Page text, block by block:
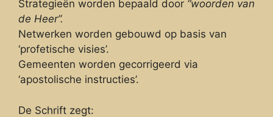
Strategieën worden bepaald door “woorden van
de Heer”.
Netwerken worden gebouwd op basis van
‘profetische visies’.
Gemeenten worden gecorrigeerd via
‘apostolische instructies’.
De Schrift zegt: